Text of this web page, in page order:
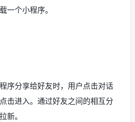
一个小程序。
序分享给好友时，用户点击对话
击进入。通过好友之间的相互分
新。